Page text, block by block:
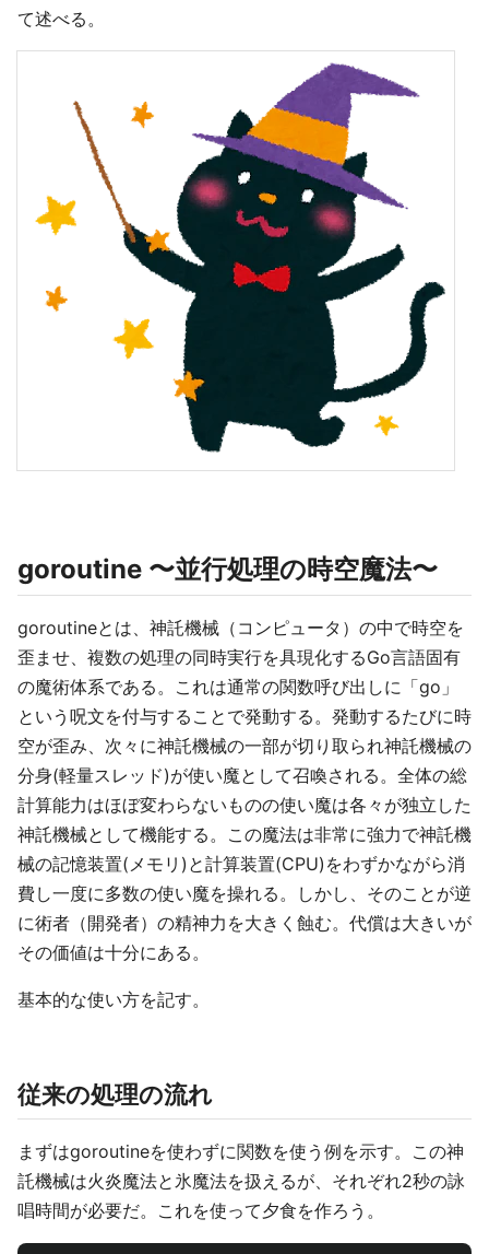
て述べる。
goroutine 〜並行処理の時空魔法〜
goroutineとは、神託機械（コンピュータ）の中で時空を
歪ませ、複数の処理の同時実行を具現化するGo言語固有
の魔術体系である。これは通常の関数呼び出しに「go」
という呪文を付与することで発動する。発動するたびに時
空が歪み、次々に神託機械の一部が切り取られ神託機械の
分身(軽量スレッド)が使い魔として召喚される。全体の総
計算能力はほぼ変わらないものの使い魔は各々が独立した
神託機械として機能する。この魔法は非常に強力で神託機
械の記憶装置(メモリ)と計算装置(CPU)をわずかながら消
費し一度に多数の使い魔を操れる。しかし、そのことが逆
に術者（開発者）の精神力を大きく蝕む。代償は大きいが
その価値は十分にある。
基本的な使い方を記す。
従来の処理の流れ
まずはgoroutineを使わずに関数を使う例を示す。この神
託機械は火炎魔法と氷魔法を扱えるが、それぞれ2秒の詠
唱時間が必要だ。これを使って夕食を作ろう。